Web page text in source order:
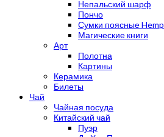
Непальский шарф
Пончо
Сумки поясные Hemp
Магические книги
Арт
Полотна
Картины
Керамика
Билеты
Чай
Чайная посуда
Китайский чай
Пуэр